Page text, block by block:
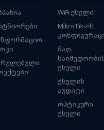
WiFi ქსელი
MikroTik-ის
მაღ.
ქსელი
ქსელის
აუდიტი
ოპტიკური
ქსელი